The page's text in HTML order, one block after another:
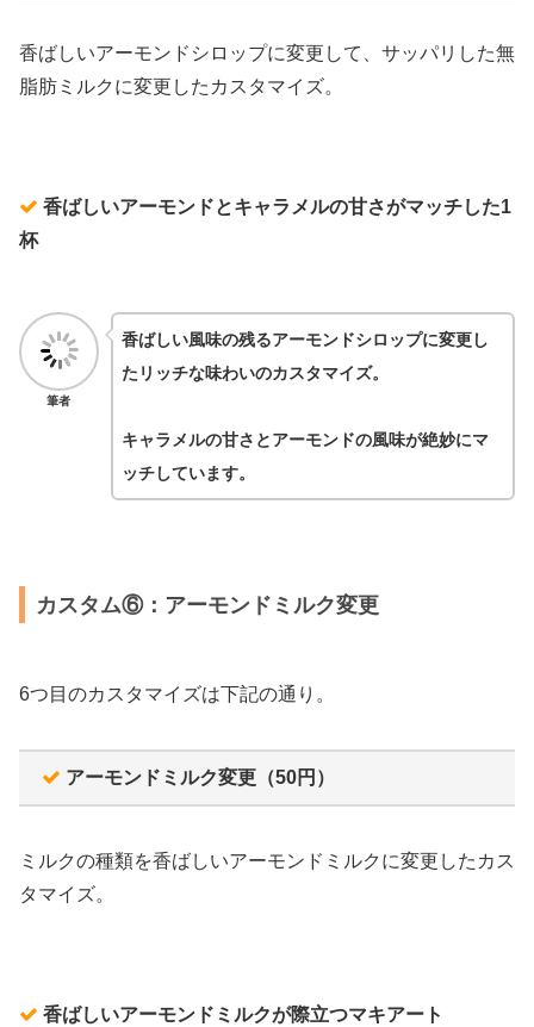
香ばしいアーモンドシロップに変更して、サッパリした無
脂肪ミルクに変更したカスタマイズ。
香ばしいアーモンドとキャラメルの甘さがマッチした1
杯
筆者
香ばしい風味の残るアーモンドシロップに変更し
たリッチな味わいのカスタマイズ。
キャラメルの甘さとアーモンドの風味が絶妙にマ
ッチしています。
カスタム⑥：アーモンドミルク変更
6つ目のカスタマイズは下記の通り。
アーモンドミルク変更（50円）
ミルクの種類を香ばしいアーモンドミルクに変更したカス
タマイズ。
香ばしいアーモンドミルクが際立つマキアート